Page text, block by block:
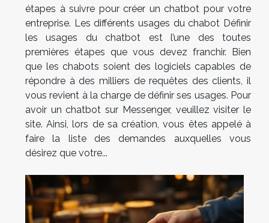
étapes à suivre pour créer un chatbot pour votre
entreprise. Les différents usages du chabot Définir
les usages du chatbot est l’une des toutes
premières étapes que vous devez franchir. Bien
que les chabots soient des logiciels capables de
répondre à des milliers de requêtes des clients, il
vous revient à la charge de définir ses usages. Pour
avoir un chatbot sur Messenger, veuillez visiter le
site. Ainsi, lors de sa création, vous êtes appelé à
faire la liste des demandes auxquelles vous
désirez que votre...